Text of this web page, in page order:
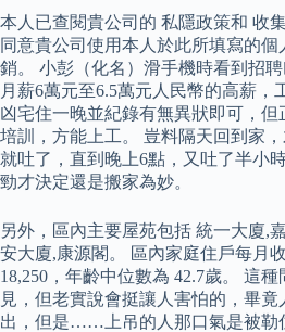
本人已查閱貴公司的 私隱政策和 收
同意貴公司使用本人於此所填寫的個
銷。 小彭（化名）滑手機時看到招
月薪6萬元至6.5萬元人民幣的高薪，
凶宅住一晚並紀錄有無異狀即可，但
培訓，方能上工。 豈料隔天回到家
就吐了，直到晚上6點，又吐了半小
勁才決定還是搬家為妙。
另外，區內主要屋苑包括 統一大廈,
安大廈,康源閣。 區內家庭住戶每月
18,250，年齡中位數為 42.7歲。 這
見，但老實說會挺讓人害怕的，畢竟
出，但是……上吊的人那口氣是被勒